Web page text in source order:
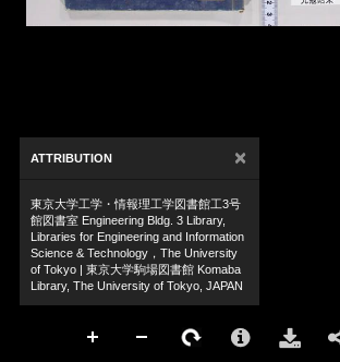
ATTRIBUTION ×
東京大学工学・情報理工学図書館工3号
館図書室 Engineering Bldg. 3 Library,
Libraries for Engineering and Information
Science & Technology，The University
of Tokyo | 東京大学駒場図書館 Komaba
Library, The University of Tokyo, JAPAN